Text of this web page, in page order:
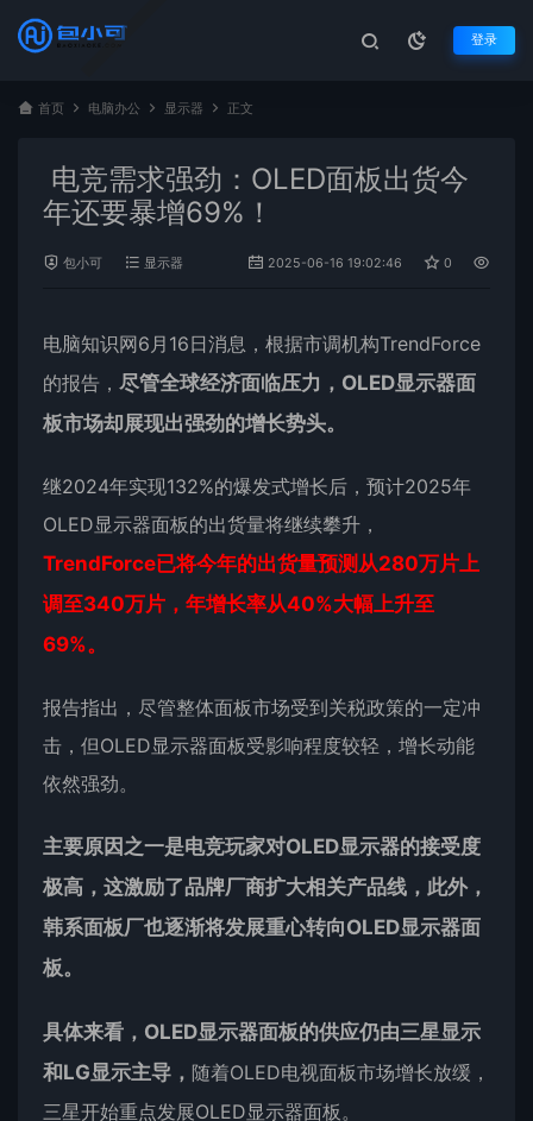
登录
首页 电脑办公 显示器 正文
电竞需求强劲：OLED面板出货今
年还要暴增69%！
包小可 显示器 2025-06-16 19:02:46 0
电脑知识网6月16日消息，根据市调机构TrendForce
的报告， 尽管全球经济面临压力， OLED显示器面
板市场却展现出强劲的增长势头。
继2024年实现132%的爆发式增长后，预计2025年
OLED显示器面板的出货量将继续攀升，
TrendForce已将今年的出货量预测从280万片上
调至340万片，年增长率从40%大幅上升至
69%。
报告指出，尽管整体面板市场受到关税政策的一定冲
击，但OLED显示器面板受影响程度较轻，增长动能
依然强劲。
主要原因之一是电竞玩家对OLED显示器的接受度
极高，这激励了品牌厂商扩大相关产品线，此外，
韩系面板厂也逐渐将发展重心转向OLED显示器面
板。
具体来看，OLED显示器面板的供应仍由三星显示
和LG显示主导， 随着OLED电视面板市场增长放缓，
三星开始重点发展OLED显示器面板。